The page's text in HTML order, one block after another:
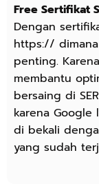
Free Sertifikat
Dengan
https://
penting.
membantu
bersaing di
karena
di bekali
yang sudah